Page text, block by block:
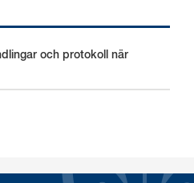
och protokoll när